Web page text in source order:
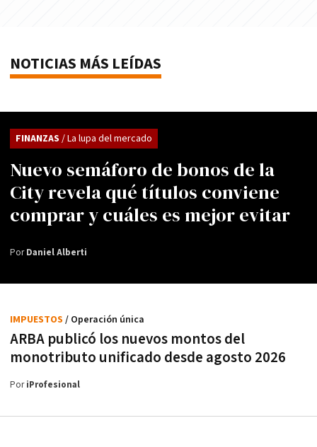
NOTICIAS MÁS LEÍDAS
Nuevo semáforo de bonos de la
City revela qué títulos conviene
comprar y cuáles es mejor evitar
FINANZAS / La lupa del mercado
PorDaniel Alberti
ARBA publicó los nuevos montos del
monotributo unificado desde agosto 2026
IMPUESTOS / Operación única
PoriProfesional